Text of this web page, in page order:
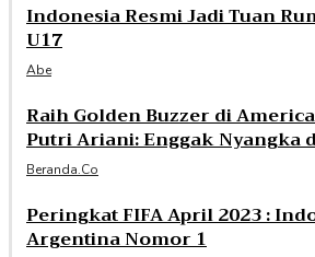
Indonesia Resmi Jadi Tuan
U17
Abe
Raih Golden Buzzer di
Putri Ariani: Enggak Nyangka
Beranda.co
Peringkat FIFA April 2023 :
Argentina Nomor 1